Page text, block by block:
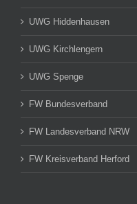
UWG Hiddenhausen
UWG Kirchlengern
UWG Spenge
FW Bundesverband
FW Landesverband NRW
FW Kreisverband Herford